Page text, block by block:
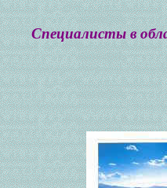
Специалисты в